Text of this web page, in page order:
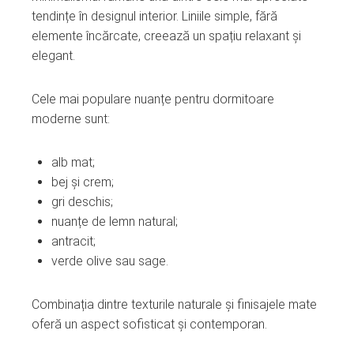
tendințe în designul interior. Liniile simple, fără
elemente încărcate, creează un spațiu relaxant și
elegant.
Cele mai populare nuanțe pentru dormitoare
moderne sunt:
alb mat;
bej și crem;
gri deschis;
nuanțe de lemn natural;
antracit;
verde olive sau sage.
Combinația dintre texturile naturale și finisajele mate
oferă un aspect sofisticat și contemporan.